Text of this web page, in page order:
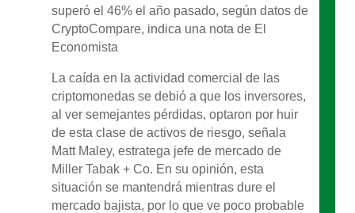
superó el 46% el año pasado, según datos de
CryptoCompare, indica una nota de El
Economista
La caída en la actividad comercial de las
criptomonedas se debió a que los inversores,
al ver semejantes pérdidas, optaron por huir
de esta clase de activos de riesgo, señala
Matt Maley, estratega jefe de mercado de
Miller Tabak + Co. En su opinión, esta
situación se mantendrá mientras dure el
mercado bajista, por lo que ve poco probable